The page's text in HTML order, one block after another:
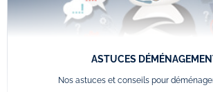
ASTUCES
Nos astuces et conseils pour